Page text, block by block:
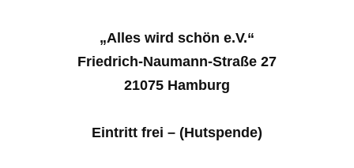
„Alles wird schön e.V.“
Friedrich-Naumann-Straße 27
21075 Hamburg
Eintritt frei – (Hutspende)